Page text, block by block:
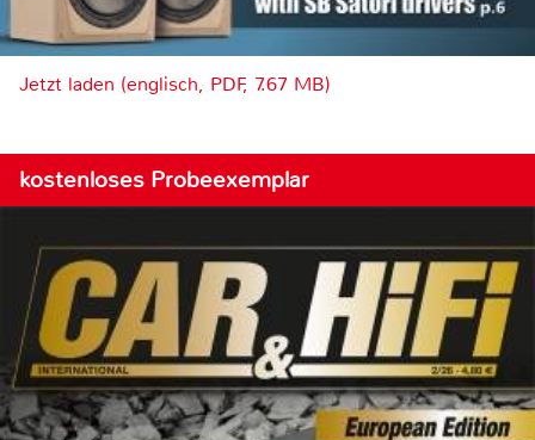
Jetzt laden (englisch, PDF, 7.67 MB)
kostenloses Probeexemplar